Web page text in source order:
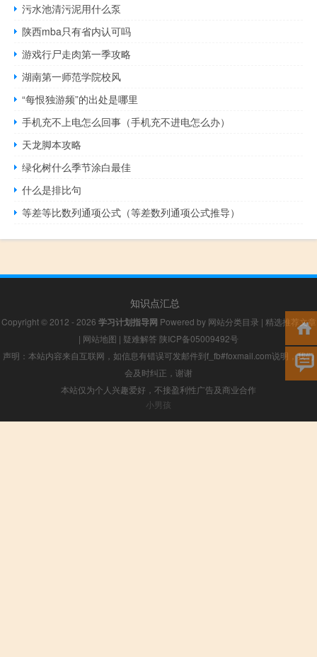
污水池清污泥用什么泵
陕西mba只有省内认可吗
游戏行尸走肉第一季攻略
湖南第一师范学院校风
“每恨独游频”的出处是哪里
手机充不上电怎么回事（手机充不进电怎么办）
天龙脚本攻略
绿化树什么季节涂白最佳
什么是排比句
等差等比数列通项公式（等差数列通项公式推导）
知识点汇总
Copyright © 2012 - 2026 学习计划指导网 Powered by 网站分类目录 | 精选推荐文章
| 网站地图 | 疑难解答 陕ICP备05009492号
声明：本站内容来自互联网，如信息有错误可发邮件到f_fb#foxmail.com说明，我们
会及时纠正，谢谢
本站仅为个人兴趣爱好，不接盈利性广告及商业合作
小男孩